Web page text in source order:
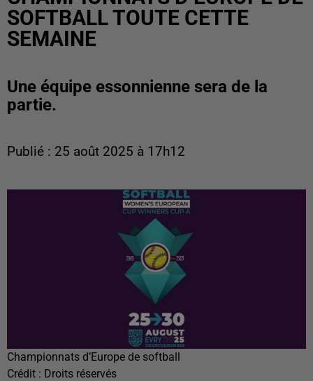
SOFTBALL TOUTE CETTE
SEMAINE
Une équipe essonnienne sera de la
partie.
Publié : 25 août 2025 à 17h12
Championnats d’Europe de softball
Crédit : Droits réservés